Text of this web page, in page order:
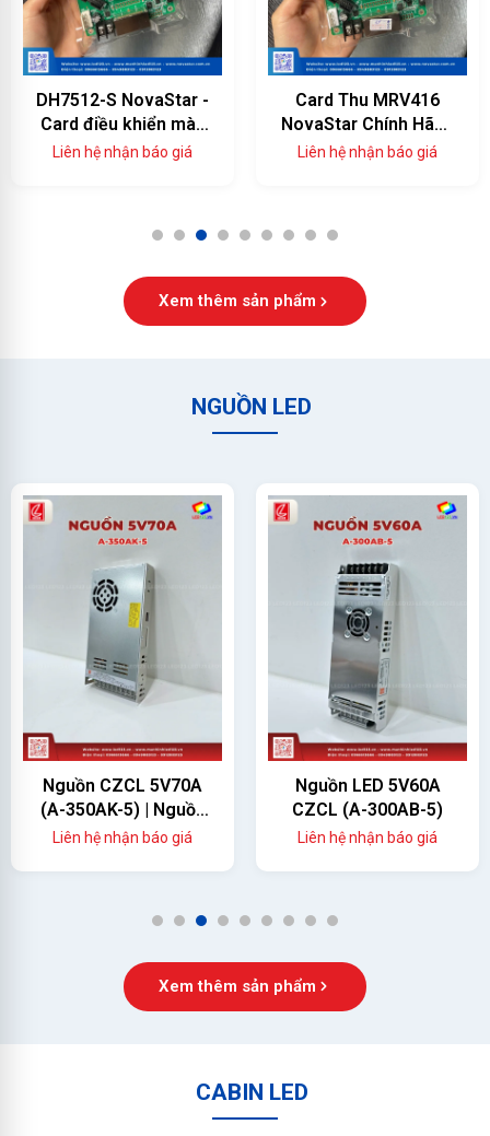
DH7512-S NovaStar -
Card điều khiển màn
hình LED 12 cổng
Liên hệ nhận báo giá
Card Thu MRV416
NovaStar Chính Hãng
— 16 Cổng HUB75E,
Liên hệ nhận báo giá
1 2 3 4 5 6 7 8 9
Xem thêm sản phẩm
NGUỒN LED
Nguồn CZCL 5V70A
(A-350AK-5) | Nguồn
Màn Hình LED 350W
Liên hệ nhận báo giá
Nguồn LED 5V60A
CZCL (A-300AB-5)
Liên hệ nhận báo giá
1 2 3 4 5 6 7 8 9
Xem thêm sản phẩm
CABIN LED